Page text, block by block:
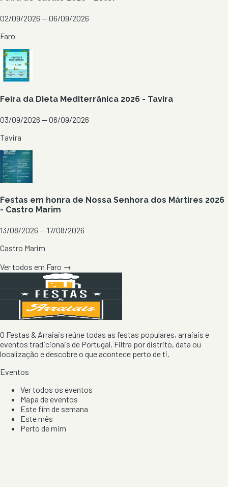
02/09/2026 — 06/09/2026
Faro
Feira da Dieta Mediterrânica 2026 - Tavira
03/09/2026 — 06/09/2026
Tavira
Festas em honra de Nossa Senhora dos Mártires 2026
- Castro Marim
13/08/2026 — 17/08/2026
Castro Marim
Ver todos em Faro →
O Festas & Arraiais reúne todas as festas populares, arraiais e
eventos tradicionais de Portugal. Filtra por distrito, data ou
localização e descobre o que acontece perto de ti.
Eventos
Ver todos os eventos
Mapa de eventos
Este fim de semana
Este mês
Perto de mim